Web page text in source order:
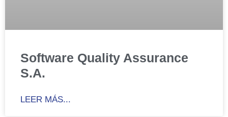
Software Quality Assurance
S.A.
LEER MÁS...